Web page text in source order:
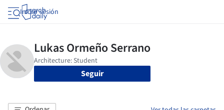
Iniciar sesión
Seguir